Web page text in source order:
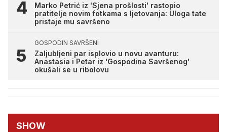
Marko Petrić iz 'Sjena prošlosti' rastopio
pratitelje novim fotkama s ljetovanja: Uloga tate
pristaje mu savršeno
GOSPODIN SAVRŠENI
Zaljubljeni par isplovio u novu avanturu:
Anastasia i Petar iz 'Gospodina Savršenog'
okušali se u ribolovu
SHOW